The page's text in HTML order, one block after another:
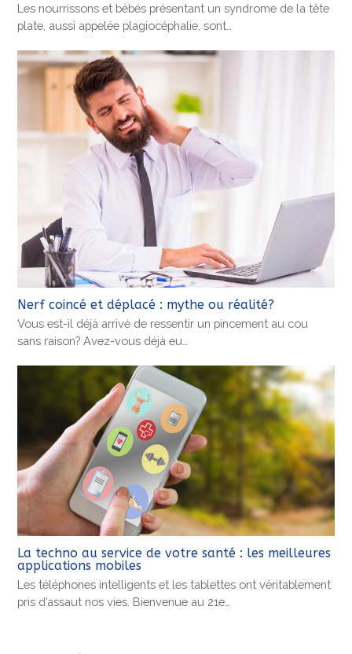
Les nourrissons et bébés présentant un syndrome de la tête
plate, aussi appelée plagiocéphalie, sont…
Nerf coincé et déplacé : mythe ou réalité?
Vous est-il déjà arrivé de ressentir un pincement au cou
sans raison? Avez-vous déjà eu…
La techno au service de votre santé : les meilleures
applications mobiles
Les téléphones intelligents et les tablettes ont véritablement
pris d’assaut nos vies. Bienvenue au 21e…